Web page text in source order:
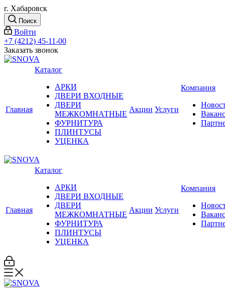
г. Хабаровск
Поиск
Войти
+7 (4212) 45-11-00
Заказать звонок
Главная
Каталог
АРКИ
ДВЕРИ ВХОДНЫЕ
ДВЕРИ
МЕЖКОМНАТНЫЕ
ФУРНИТУРА
ПЛИНТУСЫ
УЦЕНКА
Акции Услуги
Компания
Главная
Каталог
АРКИ
ДВЕРИ ВХОДНЫЕ
ДВЕРИ
МЕЖКОМНАТНЫЕ
ФУРНИТУРА
ПЛИНТУСЫ
УЦЕНКА
Акции Услуги
Компания